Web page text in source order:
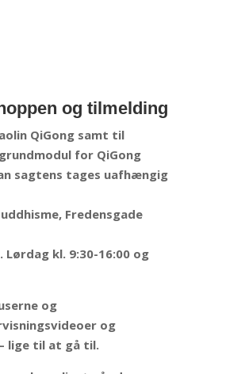
og tilmelding
QiGong samt til
for QiGong
sagtens tages uafhængig
Fredensgade
Lørdag kl. 9:30-16:00 og
og
og
lige til at gå til.